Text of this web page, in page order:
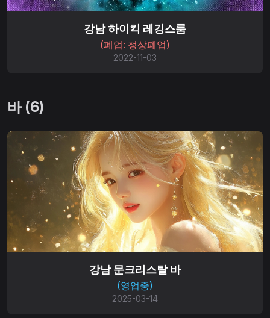
강남 하이킥 레깅스룸
(폐업: 정상폐업)
2022-11-03
바 (6)
강남 문크리스탈 바
(영업중)
2025-03-14